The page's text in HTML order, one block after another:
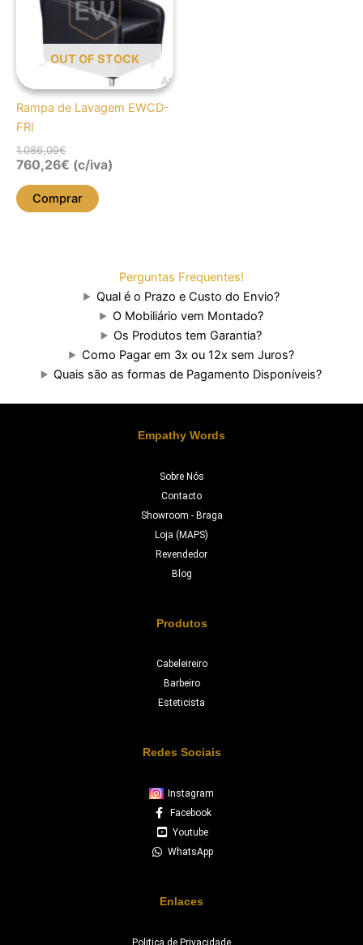
OUT OF STOCK
Rampa de Lavagem EWCD-
FRI
1.086,09€
760,26€ (c/iva)
Comprar
Perguntas Frequentes!
Qual é o Prazo e Custo do Envio?
O Mobiliário vem Montado?
Os Produtos tem Garantia?
Como Pagar em 3x ou 12x sem Juros?
Quais são as formas de Pagamento Disponíveis?
Empathy Words
Sobre Nós
Contacto
Showroom - Braga
Loja (MAPS)
Revendedor
Blog
Produtos
Cabeleireiro
Barbeiro
Esteticista
Redes Sociais
Instagram
Facebook
Youtube
WhatsApp
Enlaces
Politica de Privacidade